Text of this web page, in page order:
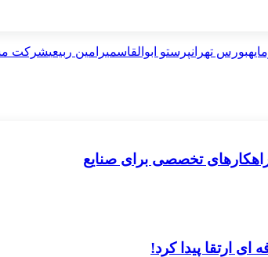
بورس تهرانپرستو ابوالقاسمیرامین ربیعیشرکت
تخصصی برای صنایع
ارتقا پیدا کرد!